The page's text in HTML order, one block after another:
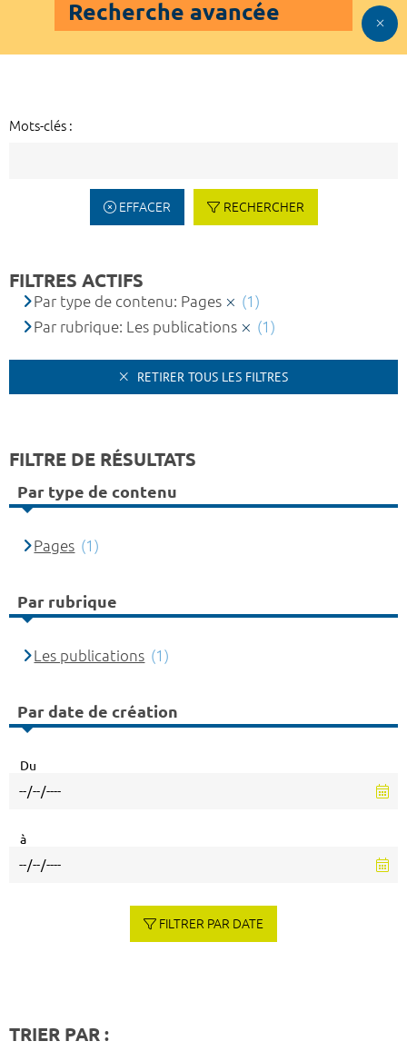
Recherche avancée
Mots-clés :
EFFACER RECHERCHER
FILTRES ACTIFS
Par type de contenu: Pages
(1)
Par rubrique: Les publications
(1)
RETIRER TOUS LES FILTRES
FILTRE DE RÉSULTATS
Par type de contenu
Pages (1)
Par rubrique
Les publications (1)
Par date de création
Du
à
FILTRER PAR DATE
TRIER PAR :